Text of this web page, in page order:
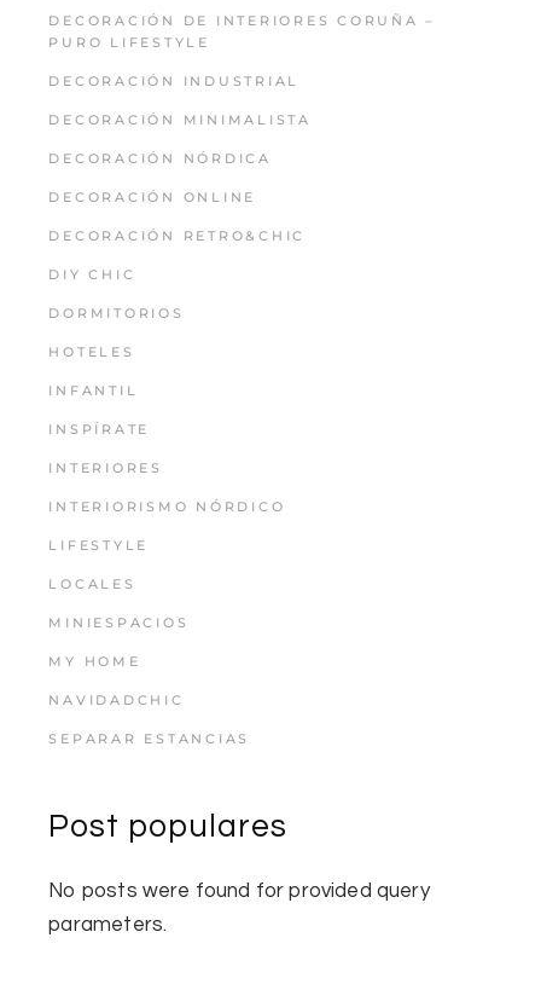
DECORACIÓN DE INTERIORES CORUÑA –
PURO LIFESTYLE
DECORACIÓN INDUSTRIAL
DECORACIÓN MINIMALISTA
DECORACIÓN NÓRDICA
DECORACIÓN ONLINE
DECORACIÓN RETRO&CHIC
DIY CHIC
DORMITORIOS
HOTELES
INFANTIL
INSPÍRATE
INTERIORES
INTERIORISMO NÓRDICO
LIFESTYLE
LOCALES
MINIESPACIOS
MY HOME
NAVIDADCHIC
SEPARAR ESTANCIAS
Post populares
No posts were found for provided query
parameters.